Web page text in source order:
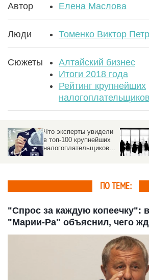
Автор Елена Маслова
Люди Томенко Виктор
Сюжеты
Алтайский бизнес
Итоги 2018 года
Рейтинг крупнейших
налогоплательщиков
Кто больше всего
платит налогов в
Алтайском крае.
ПО ТЕМЕ:
"Спрос за каждую копеечку":
"Марии-Ра" объяснил, чего